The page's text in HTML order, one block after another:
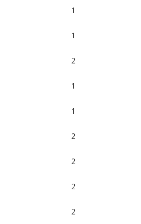
1
1
2
1
1
2
2
2
2